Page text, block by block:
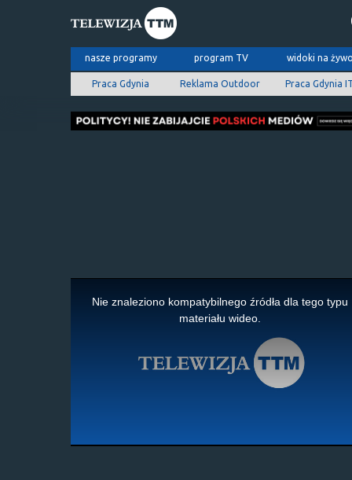
nasze programy program TV widoki na
Praca Gdynia Reklama Outdoor Praca Gdynia
Nie znaleziono kompatybilnego źródła dla tego typu
materiału wideo.